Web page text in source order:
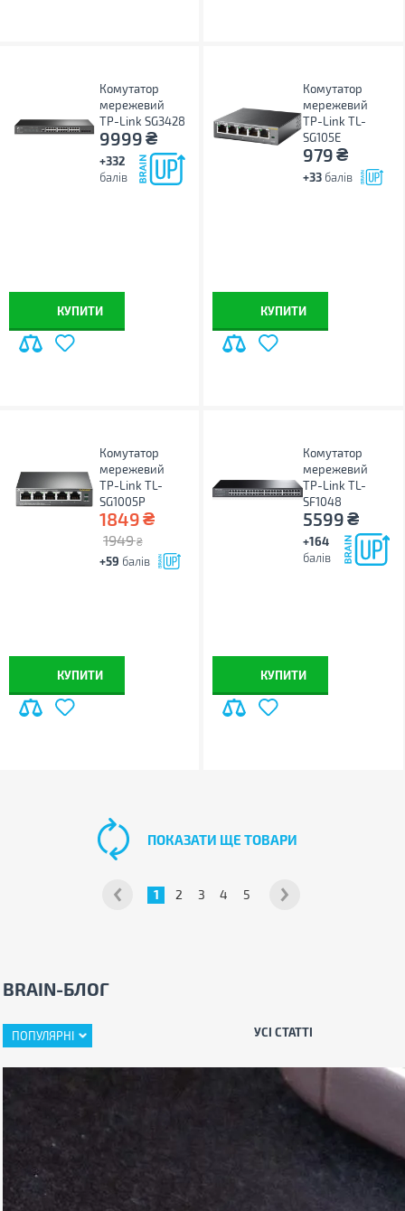
Комутатор
мережевий
TP-Link SG3428
9999₴
+332
балів
КУПИТИ
Комутатор
мережевий
TP-Link TL-
SG105E
979₴
+33 балів
КУПИТИ
Комутатор
мережевий
TP-Link TL-
SG1005P
1849₴
1949 ₴
+59 балів
КУПИТИ
Комутатор
мережевий
TP-Link TL-
SF1048
5599₴
+164
балів
КУПИТИ
1 2 3 4 5
ПОКАЗАТИ ЩЕ ТОВАРИ
BRAIN-БЛОГ
ПОПУЛЯРНІ УСІ СТАТТІ